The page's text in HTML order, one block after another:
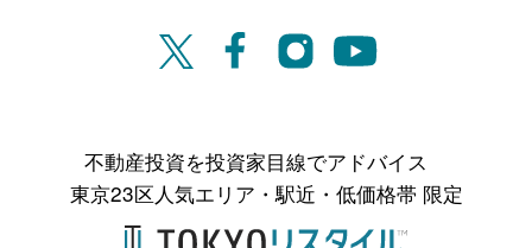
不動産投資を投資家目線でアドバイス
東京23区人気エリア・駅近・低価格帯 限定